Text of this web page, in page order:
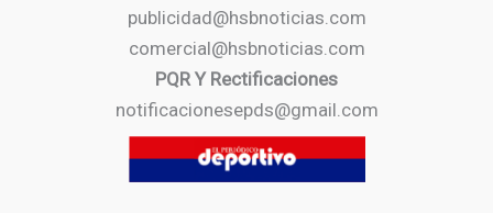
publicidad@hsbnoticias.com
comercial@hsbnoticias.com
PQR Y Rectificaciones
notificacionesepds@gmail.com